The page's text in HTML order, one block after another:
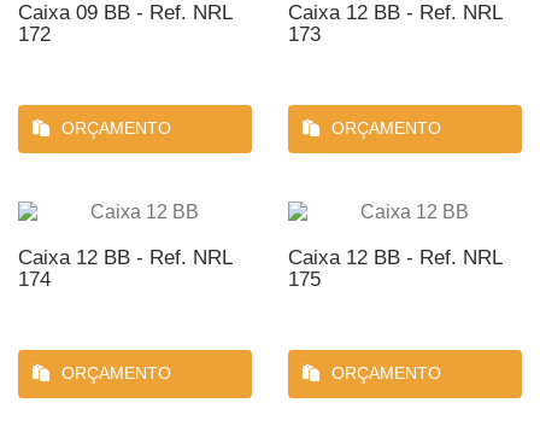
Caixa 09 BB - Ref. NRL
172
ORÇAMENTO
Caixa 12 BB - Ref. NRL
173
ORÇAMENTO
Caixa 12 BB - Ref. NRL
174
ORÇAMENTO
Caixa 12 BB - Ref. NRL
175
ORÇAMENTO